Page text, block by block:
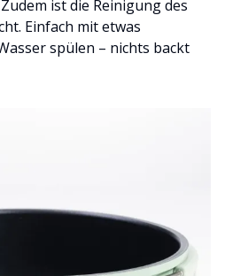
ist die Reinigung des
Einfach mit etwas
spülen – nichts backt